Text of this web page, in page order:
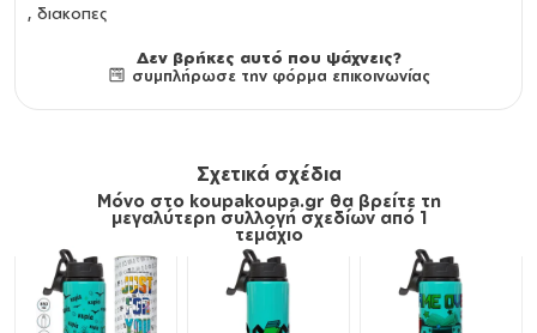
, διακοπες
Δεν βρήκες αυτό που ψάχνεις?
συμπλήρωσε την φόρμα επικοινωνίας
Σχετικά σχέδια
Μόνο στο koupakoupa.gr θα βρείτε τη
μεγαλύτερη συλλογή σχεδίων από 1
τεμάχιο